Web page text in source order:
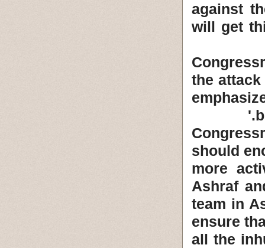
against
will get
the
should
more
Ashraf
team in
ensure
all the